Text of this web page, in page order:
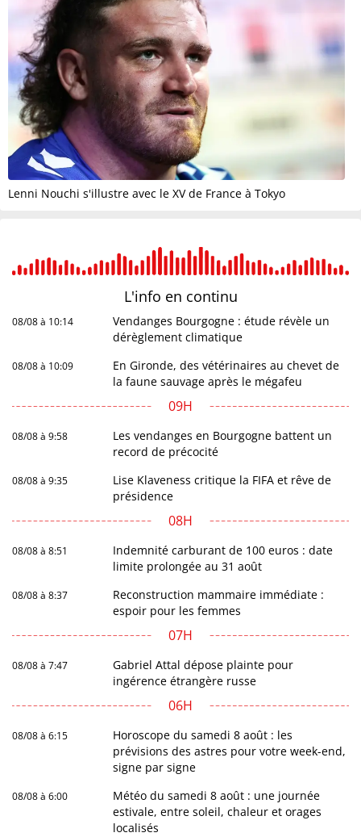
Lenni Nouchi s'illustre avec le XV de France à Tokyo
L'info en continu
08/08 à 10:14
Vendanges Bourgogne : étude révèle un
dérèglement climatique
08/08 à 10:09
En Gironde, des vétérinaires au chevet de
la faune sauvage après le mégafeu
09H
08/08 à 9:58
Les vendanges en Bourgogne battent un
record de précocité
08/08 à 9:35
Lise Klaveness critique la FIFA et rêve de
présidence
08H
08/08 à 8:51
Indemnité carburant de 100 euros : date
limite prolongée au 31 août
08/08 à 8:37
Reconstruction mammaire immédiate :
espoir pour les femmes
07H
08/08 à 7:47
Gabriel Attal dépose plainte pour
ingérence étrangère russe
06H
08/08 à 6:15
Horoscope du samedi 8 août : les
prévisions des astres pour votre week-end,
signe par signe
08/08 à 6:00
Météo du samedi 8 août : une journée
estivale, entre soleil, chaleur et orages
localisés